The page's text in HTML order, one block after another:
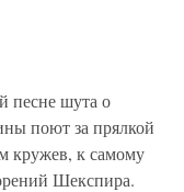
песне шута о
поют за прялкой
кружев, к самому
Шекспира.